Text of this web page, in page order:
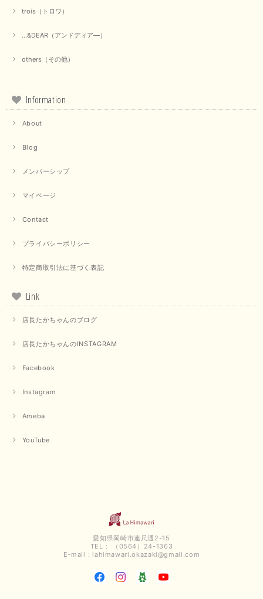
trois（トロワ）
...&DEAR（アンドディア―）
others（その他）
Information
About
Blog
メンバーシップ
マイページ
Contact
プライバシーポリシー
特定商取引法に基づく表記
Link
店長たかちゃんのブログ
店長たかちゃんのINSTAGRAM
Facebook
Instagram
Ameba
YouTube
愛知県岡崎市連尺通2-15
TEL： （0564）24-1363
E-mail： lahimawari.okazaki@gmail.com